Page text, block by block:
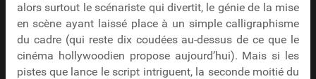
alors surtout le scénariste qui divertit, le génie de la mise
en scène ayant laissé place à un simple calligraphisme
du cadre (qui reste dix coudées au-dessus de ce que le
cinéma hollywoodien propose aujourd’hui). Mais si les
pistes que lance le script intriguent, la seconde moitié du